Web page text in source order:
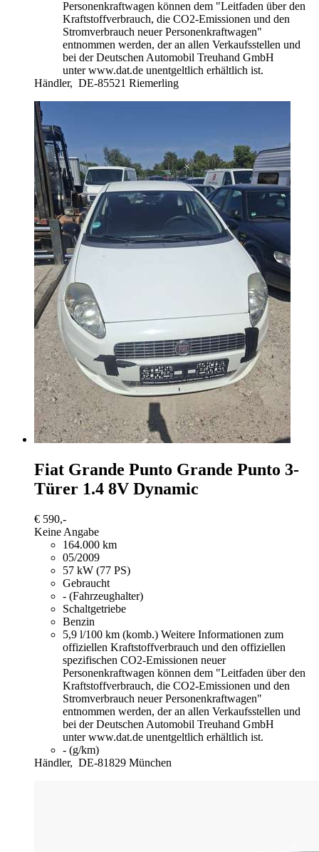
Personenkraftwagen können dem "Leitfaden über den
Kraftstoffverbrauch, die CO2-Emissionen und den
Stromverbrauch neuer Personenkraftwagen"
entnommen werden, der an allen Verkaufsstellen und
bei der Deutschen Automobil Treuhand GmbH
unter www.dat.de unentgeltlich erhältlich ist.
Händler, DE-85521 Riemerling
Fiat Grande Punto Grande Punto 3-
Türer 1.4 8V Dynamic
€ 590,-
Keine Angabe
164.000 km
05/2009
57 kW (77 PS)
Gebraucht
- (Fahrzeughalter)
Schaltgetriebe
Benzin
5,9 l/100 km (komb.) Weitere Informationen zum
offiziellen Kraftstoffverbrauch und den offiziellen
spezifischen CO2-Emissionen neuer
Personenkraftwagen können dem "Leitfaden über den
Kraftstoffverbrauch, die CO2-Emissionen und den
Stromverbrauch neuer Personenkraftwagen"
entnommen werden, der an allen Verkaufsstellen und
bei der Deutschen Automobil Treuhand GmbH
unter www.dat.de unentgeltlich erhältlich ist.
- (g/km)
Händler, DE-81829 München